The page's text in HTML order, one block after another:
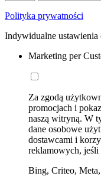
Polityka prywatności
Indywidualne ustawienia
Marketing per
Za zgodą
promocjach i
naszą witryną. W
dane osobowe
dostawcami i
reklamowych, jeśli
Bing, Criteo,